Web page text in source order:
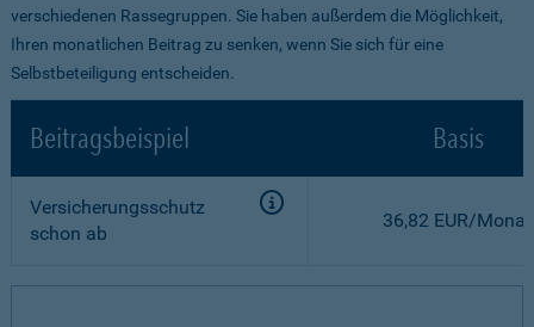
verschiedenen Rassegruppen. Sie haben außerdem die Möglichkeit,
Ihren monatlichen Beitrag zu senken, wenn Sie sich für eine
Selbstbeteiligung entscheiden.
Beitragsbeispiel Basis
Versicherungsschutz
schon ab
36,82 EUR/Monat